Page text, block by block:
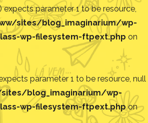
expects parameter 1 to be resource,
sites/blog_imaginarium/wp-
wp-filesystem-ftpext.php on
parameter 1 to be resource, null
blog_imaginarium/wp-
wp-filesystem-ftpext.phpon